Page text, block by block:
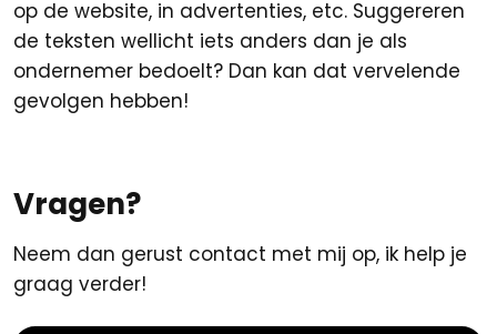
op de website, in advertenties, etc. Suggereren
de teksten wellicht iets anders dan je als
ondernemer bedoelt? Dan kan dat vervelende
gevolgen hebben!
Vragen?
Neem dan gerust contact met mij op, ik help je
graag verder!